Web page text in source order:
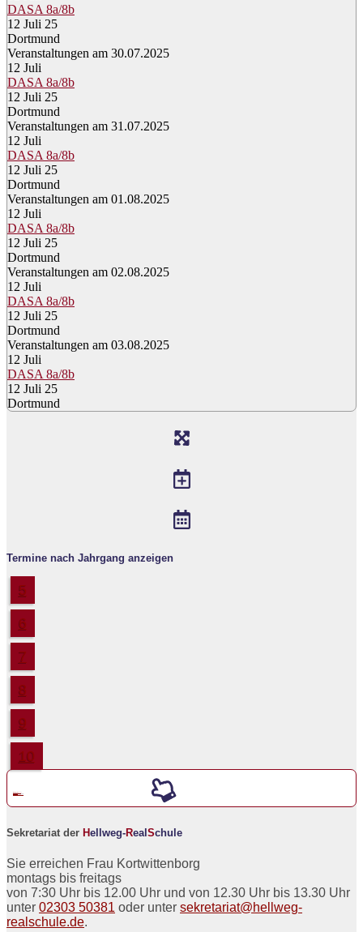
DASA 8a/8b
12 Juli 25
Dortmund
Veranstaltungen am 30.07.2025
12 Juli
DASA 8a/8b
12 Juli 25
Dortmund
Veranstaltungen am 31.07.2025
12 Juli
DASA 8a/8b
12 Juli 25
Dortmund
Veranstaltungen am 01.08.2025
12 Juli
DASA 8a/8b
12 Juli 25
Dortmund
Veranstaltungen am 02.08.2025
12 Juli
DASA 8a/8b
12 Juli 25
Dortmund
Veranstaltungen am 03.08.2025
12 Juli
DASA 8a/8b
12 Juli 25
Dortmund
Termine nach Jahrgang anzeigen
5
6
7
8
9
10
Sekretariat der Hellweg-Real Schule
Sie erreichen Frau Kortwittenborg
montags bis freitags
von 7:30 Uhr bis 12.00 Uhr und von 12.30 Uhr bis 13.30 Uhr
unter 02303 50381 oder unter sekretariat@hellweg-
realschule.de.